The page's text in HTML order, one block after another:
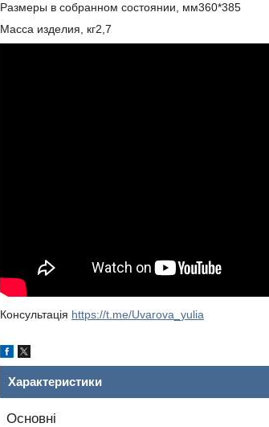
Размеры в собранном состоянии, мм360*385
Масса изделия, кг2,7
Консультація https://t.me/Uvarova_yulia
Характеристики
Основні